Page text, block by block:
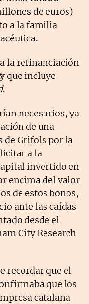
de euros)
a la familia
la refinanciación
que incluye
.
necesarios, ya
de una
de Grifols por la
a la
invertido en
encima del valor
de estos bonos,
ante las caídas
desde el
City Research
recordar que el
que los
catalana